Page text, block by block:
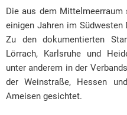
Die aus dem
einigen Jahren im
Zu den dokumentierten
Lörrach, Karlsruhe und
unter anderem in der
der Weinstraße, Hessen
Ameisen gesichtet.